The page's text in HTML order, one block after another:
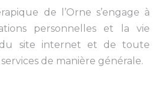
de l’Orne s’engage à
personnelles et la vie
du site internet et de toute
de manière générale.